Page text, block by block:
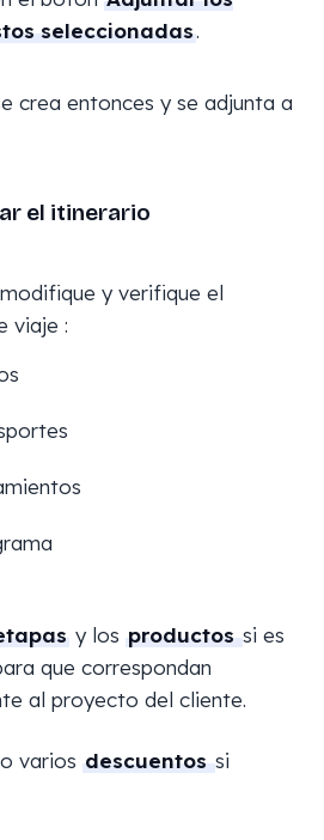
seleccionadas.
crea entonces y se adjunta a
el itinerario
y verifique el
viaje :
y los productossi es
que correspondan
al proyecto del cliente.
varios descuentossi